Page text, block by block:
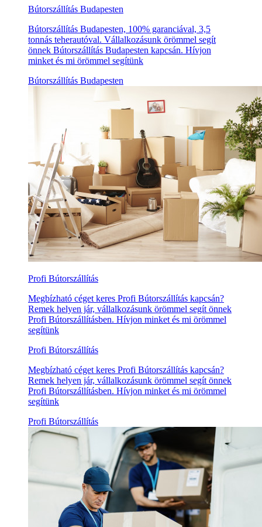
Bútorszállítás Budapesten
Bútorszállítás Budapesten, 100% garanciával, 3,5
tonnás teherautóval. Vállalkozásunk örömmel segít
önnek Bútorszállítás Budapesten kapcsán. Hívjon
minket és mi örömmel segítünk
Bútorszállítás Budapesten
Profi Bútorszállítás
Megbízható céget keres Profi Bútorszállítás kapcsán?
Remek helyen jár, vállalkozásunk örömmel segít önnek
Profi Bútorszállításben. Hívjon minket és mi örömmel
segítünk
Profi Bútorszállítás
Megbízható céget keres Profi Bútorszállítás kapcsán?
Remek helyen jár, vállalkozásunk örömmel segít önnek
Profi Bútorszállításben. Hívjon minket és mi örömmel
segítünk
Profi Bútorszállítás